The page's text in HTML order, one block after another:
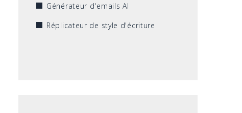
Générateur d'emails AI
Réplicateur de style d'écriture